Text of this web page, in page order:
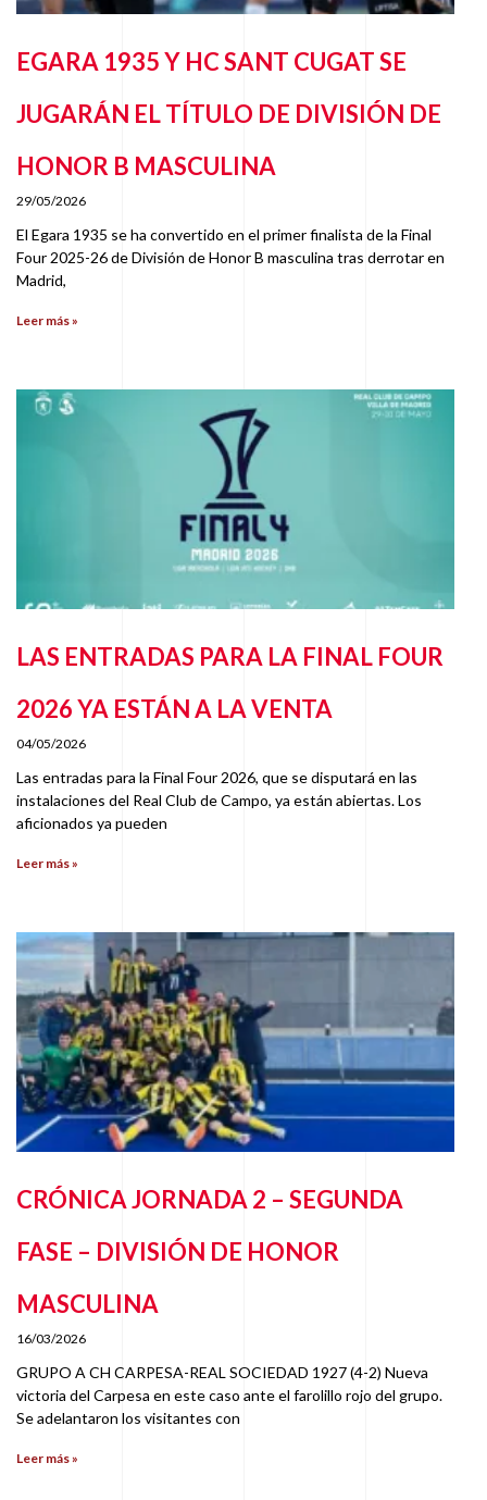
EGARA 1935 Y HC SANT CUGAT SE
JUGARÁN EL TÍTULO DE DIVISIÓN DE
HONOR B MASCULINA
29/05/2026
El Egara 1935 se ha convertido en el primer finalista de la Final
Four 2025-26 de División de Honor B masculina tras derrotar en
Madrid,
Leer más »
LAS ENTRADAS PARA LA FINAL FOUR
2026 YA ESTÁN A LA VENTA
04/05/2026
Las entradas para la Final Four 2026, que se disputará en las
instalaciones del Real Club de Campo, ya están abiertas. Los
aficionados ya pueden
Leer más »
CRÓNICA JORNADA 2 – SEGUNDA
FASE – DIVISIÓN DE HONOR
MASCULINA
16/03/2026
GRUPO A CH CARPESA-REAL SOCIEDAD 1927 (4-2) Nueva
victoria del Carpesa en este caso ante el farolillo rojo del grupo.
Se adelantaron los visitantes con
Leer más »